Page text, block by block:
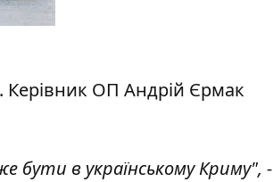
Керівник ОП Андрій Єрмак
бути в українському Криму", -